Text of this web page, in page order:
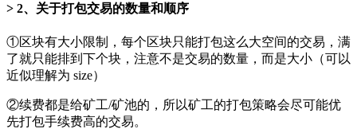
2、关于打包交易的数量和顺序
①区块有大小限制，每个区块只能打包这么大空间的交易，满
了就只能排到下个块，注意不是交易的数量，而是大小（可以
近似理解为 size）
②续费都是给矿工/矿池的，所以矿工的打包策略会尽可能优
先打包手续费高的交易。